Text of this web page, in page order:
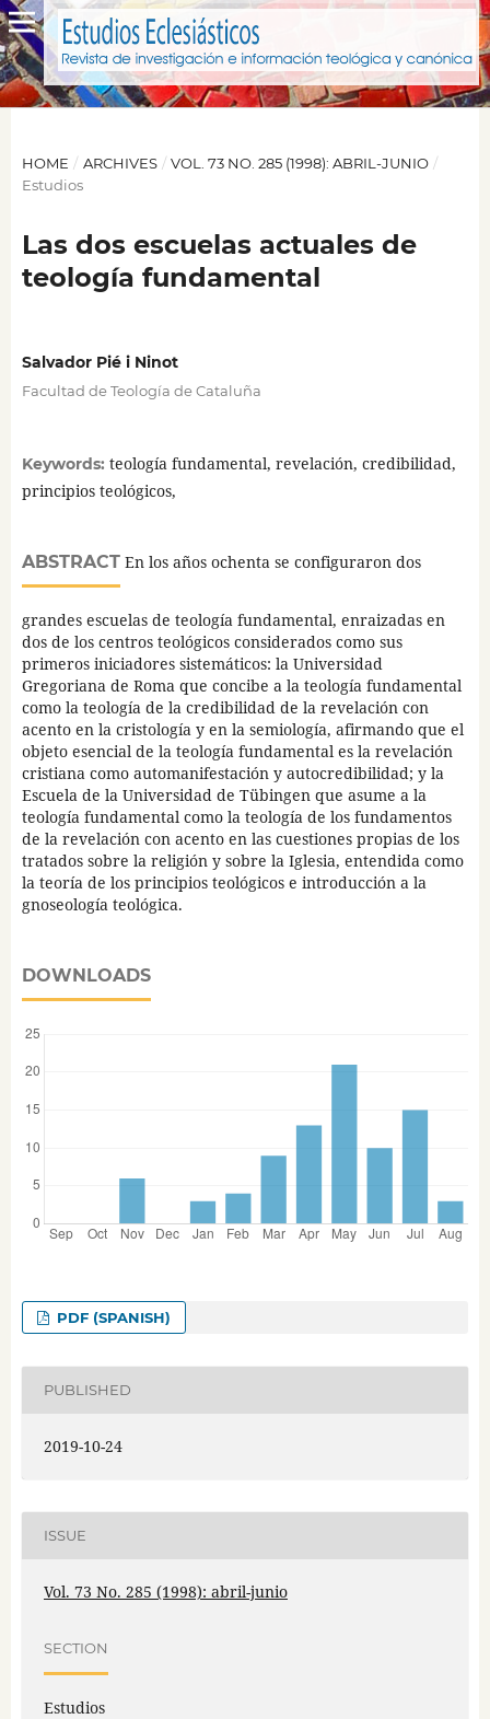
HOME / ARCHIVES / VOL. 73 NO. 285 (1998): ABRIL-JUNIO /
Estudios
Las dos escuelas actuales de
teología fundamental
Salvador Pié i Ninot
Facultad de Teología de Cataluña
Keywords: teología fundamental, revelación, credibilidad,
principios teológicos,
ABSTRACTEn los años ochenta se configuraron dos
grandes escuelas de teología fundamental, enraizadas en
dos de los centros teológicos considerados como sus
primeros iniciadores sistemáticos: la Universidad
Gregoriana de Roma que concibe a la teología fundamental
como la teología de la credibilidad de la revelación con
acento en la cristología y en la semiología, afirmando que el
objeto esencial de la teología fundamental es la revelación
cristiana como automanifestación y autocredibilidad; y la
Escuela de la Universidad de Tübingen que asume a la
teología fundamental como la teología de los fundamentos
de la revelación con acento en las cuestiones propias de los
tratados sobre la religión y sobre la Iglesia, entendida como
la teoría de los principios teológicos e introducción a la
gnoseología teológica.
DOWNLOADS
PDF (SPANISH)
PUBLISHED
2019-10-24
ISSUE
Vol. 73 No. 285 (1998): abril-junio
SECTION
Estudios